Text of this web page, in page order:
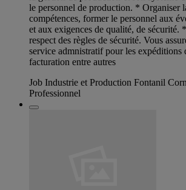
le personnel de production. * Organiser
compétences, former le personnel aux
et aux exigences de qualité, de sécurité.
respect des règles de sécurité. Vous
service admnistratif pour les expéditions
facturation entre autres
Job Industrie et Production Fontanil
Professionnel